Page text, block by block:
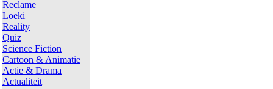
Reclame
Loeki
Reality
Quiz
Science Fiction
Cartoon & Animatie
Actie & Drama
Actualiteit